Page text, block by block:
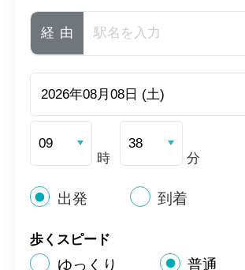
経由
時 分
出発 到着
歩くスピード
ゆっくり 普通